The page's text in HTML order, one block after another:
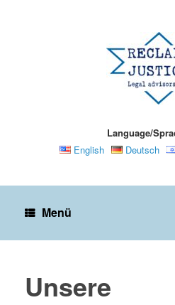
English
Deutsch
Menü
Unsere